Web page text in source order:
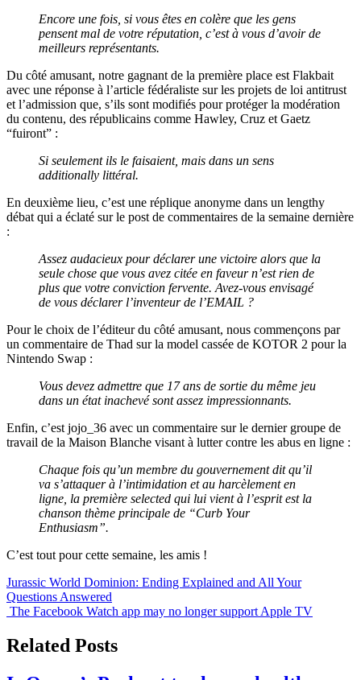
Encore une fois, si vous êtes en colère que les gens
pensent mal de votre réputation, c’est à vous d’avoir de
meilleurs représentants.
Du côté amusant, notre gagnant de la première place est Flakbait
avec une réponse à l’article fédéraliste sur les projets de loi antitrust
et l’admission que, s’ils sont modifiés pour protéger la modération
du contenu, des républicains comme Hawley, Cruz et Gaetz
“fuiront” :
Si seulement ils le faisaient, mais dans un sens
additionally littéral.
En deuxième lieu, c’est une réplique anonyme dans un lengthy
débat qui a éclaté sur le post de commentaires de la semaine dernière
:
Assez audacieux pour déclarer une victoire alors que la
seule chose que vous avez citée en faveur n’est rien de
plus que votre conviction fervente. Avez-vous envisagé
de vous déclarer l’inventeur de l’EMAIL ?
Pour le choix de l’éditeur du côté amusant, nous commençons par
un commentaire de Thad sur la model cassée de KOTOR 2 pour la
Nintendo Swap :
Vous devez admettre que 17 ans de sortie du même jeu
dans un état inachevé sont assez impressionnants.
Enfin, c’est jojo_36 avec un commentaire sur le dernier groupe de
travail de la Maison Blanche visant à lutter contre les abus en ligne :
Chaque fois qu’un membre du gouvernement dit qu’il
va s’attaquer à l’intimidation et au harcèlement en
ligne, la première selected qui lui vient à l’esprit est la
chanson thème principale de “Curb Your
Enthusiasm”.
C’est tout pour cette semaine, les amis !
Post
navigation
Jurassic World Dominion: Ending Explained and All Your
Questions Answered
The Facebook Watch app may no longer support Apple TV
Related Posts